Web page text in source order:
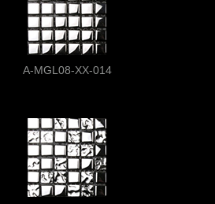
A-MGL08-XX-014